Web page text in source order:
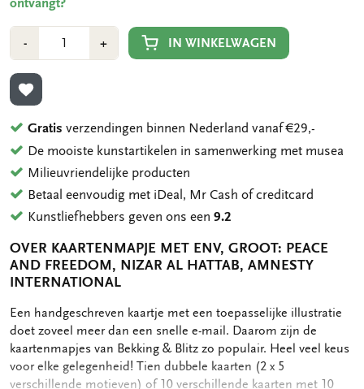
ontvangt?
-Min
1
+Plus
1
IN WINKELWAGEN
TOEVOEGEN AAN VERLANGLIJST
Gratis verzendingen binnen Nederland vanaf €29,-
De mooiste kunstartikelen in samenwerking met musea
Milieuvriendelijke producten
Betaal eenvoudig met iDeal, Mr Cash of creditcard
Kunstliefhebbers geven ons een9.2
OVER KAARTENMAPJE MET ENV, GROOT: PEACE
AND FREEDOM, NIZAR AL HATTAB, AMNESTY
INTERNATIONAL
OMSCHRIJVING
Een handgeschreven kaartje met een toepasselijke illustratie
doet zoveel meer dan een snelle e-mail. Daarom zijn de
kaartenmapjes van Bekking & Blitz zo populair. Heel veel keus
voor elke gelegenheid! Tien dubbele kaarten (2 x 5
verschillende motieven) of 10 verschillende kaarten met 10